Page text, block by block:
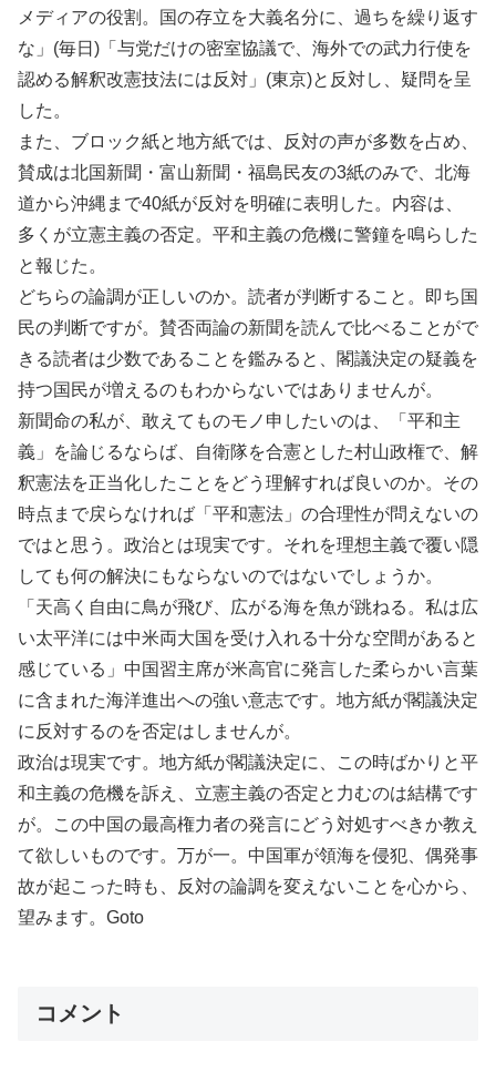
メディアの役割。国の存立を大義名分に、過ちを繰り返す
な」(毎日)「与党だけの密室協議で、海外での武力行使を
認める解釈改憲技法には反対」(東京)と反対し、疑問を呈
した。
また、ブロック紙と地方紙では、反対の声が多数を占め、
賛成は北国新聞・富山新聞・福島民友の3紙のみで、北海
道から沖縄まで40紙が反対を明確に表明した。内容は、
多くが立憲主義の否定。平和主義の危機に警鐘を鳴らした
と報じた。
どちらの論調が正しいのか。読者が判断すること。即ち国
民の判断ですが。賛否両論の新聞を読んで比べることがで
きる読者は少数であることを鑑みると、閣議決定の疑義を
持つ国民が増えるのもわからないではありませんが。
新聞命の私が、敢えてものモノ申したいのは、「平和主
義」を論じるならば、自衛隊を合憲とした村山政権で、解
釈憲法を正当化したことをどう理解すれば良いのか。その
時点まで戻らなければ「平和憲法」の合理性が問えないの
ではと思う。政治とは現実です。それを理想主義で覆い隠
しても何の解決にもならないのではないでしょうか。
「天高く自由に鳥が飛び、広がる海を魚が跳ねる。私は広
い太平洋には中米両大国を受け入れる十分な空間があると
感じている」中国習主席が米高官に発言した柔らかい言葉
に含まれた海洋進出への強い意志です。地方紙が閣議決定
に反対するのを否定はしませんが。
政治は現実です。地方紙が閣議決定に、この時ばかりと平
和主義の危機を訴え、立憲主義の否定と力むのは結構です
が。この中国の最高権力者の発言にどう対処すべきか教え
て欲しいものです。万が一。中国軍が領海を侵犯、偶発事
故が起こった時も、反対の論調を変えないことを心から、
望みます。Goto
コメント